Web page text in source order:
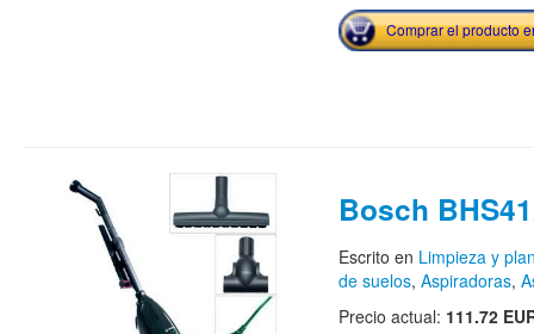
Comprar el producto
Bosch
Escrito en Limpieza y
de suelos, Aspiradoras,
Precio actual: 111.72